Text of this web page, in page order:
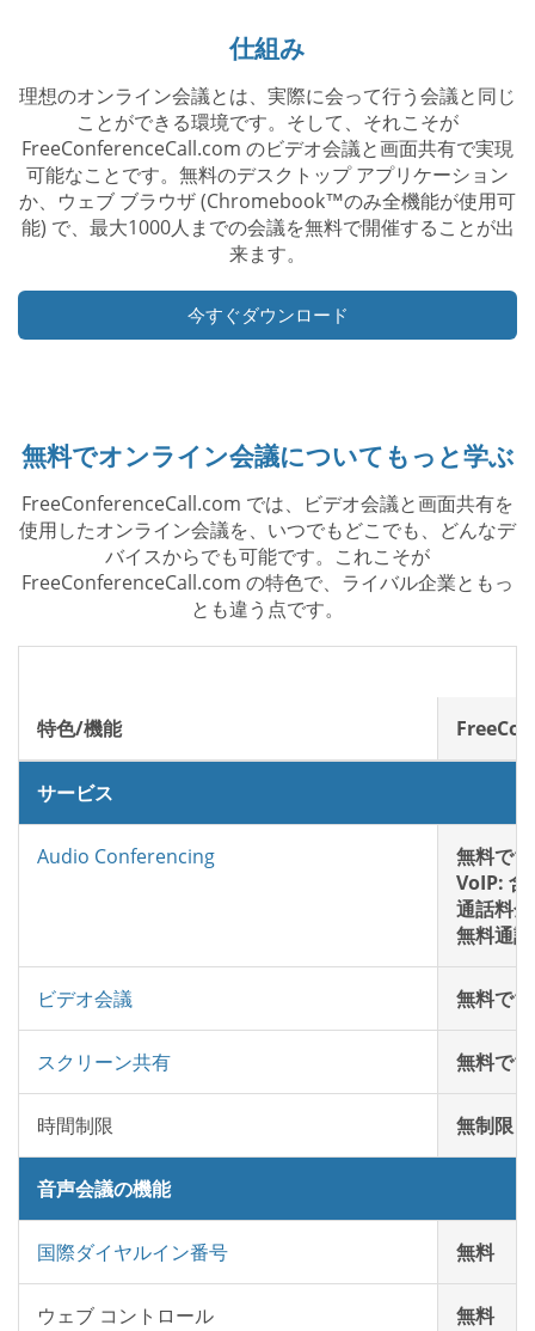
仕組み
理想のオンライン会議とは、実際に会って行う会議と同じ
ことができる環境です。そして、それこそが
FreeConferenceCall.com のビデオ会議と画面共有で実現
可能なことです。無料のデスクトップ アプリケーション
か、ウェブ ブラウザ (Chromebook™のみ全機能が使用可
能) で、最大1000人までの会議を無料で開催することが出
来ます。
今すぐダウンロード
無料でオンライン会議についてもっと学ぶ
FreeConferenceCall.com では、ビデオ会議と画面共有を
使用したオンライン会議を、いつでもどこでも、どんなデ
バイスからでも可能です。これこそが
FreeConferenceCall.com の特色で、ライバル企業ともっ
とも違う点です。
特色/機能
サービス
Audio Conferencing
無料で
VoIP: 含
通話料
無料通
ビデオ会議 無料で
スクリーン共有 無料で
時間制限 無制限
音声会議の機能
国際ダイヤルイン番号 無料
ウェブ コントロール 無料